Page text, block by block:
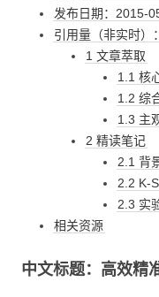
发布日期：2015-
引用量（非实时）
1 文章萃取
1.1 核
1.2 综
1.3 主
2 精读笔记
2.1 背
2.2 K-
2.3 实
相关资源
中文标题：高效精